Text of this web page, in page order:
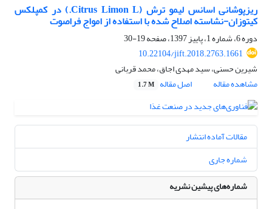
ریزپوشانی اسانس لیمو ترش (Citrus Limon L.) در کمپلکس
کیتوزان-نشاسته اصلاح شده با استفاده از امواج فراصوت
دوره 6، شماره 1، پاییز 1397، صفحه
19-30
10.22104/jift.2018.2763.1661
شیرین حسنی، سید مهدی اجاق، محمد قربانی
مشاهده مقاله
اصل مقاله 1.7 M
مقالات آماده انتشار
شماره جاری
شماره‌های پیشین نشریه